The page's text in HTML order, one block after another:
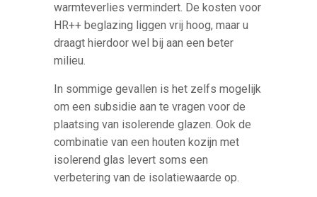
warmteverlies vermindert. De kosten voor
HR++ beglazing liggen vrij hoog, maar u
draagt hierdoor wel bij aan een beter
milieu.
In sommige gevallen is het zelfs mogelijk
om een subsidie aan te vragen voor de
plaatsing van isolerende glazen. Ook de
combinatie van een houten kozijn met
isolerend glas levert soms een
verbetering van de isolatiewaarde op.